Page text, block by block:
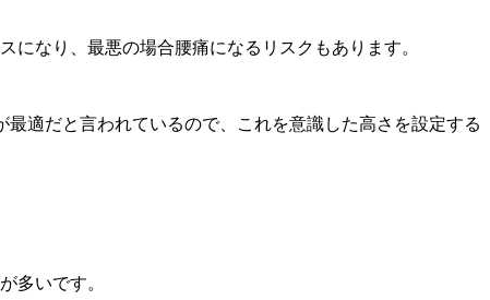
になり、最悪の場合腰痛になるリスクもあります。
適だと言われているので、これを意識した高さを設定する
多いです。